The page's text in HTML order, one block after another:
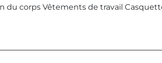
corps Vêtements de travail